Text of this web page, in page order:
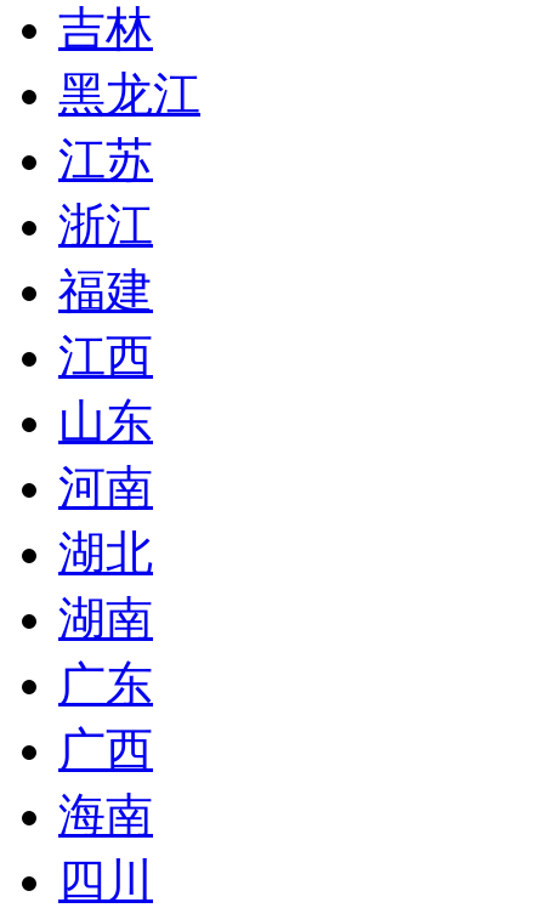
吉林
黑龙江
江苏
浙江
福建
江西
山东
河南
湖北
湖南
广东
广西
海南
四川